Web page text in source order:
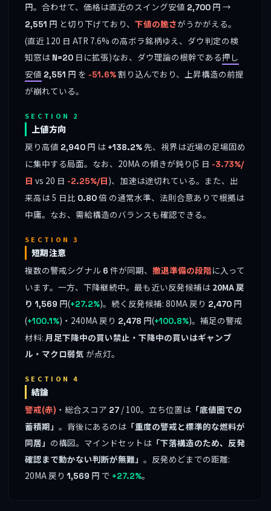
円。合わせて、価格は直近のスイング安値 2,700 円 →
2,551 円 と切り下げており、 下値の脆さがうかがえる。
(直近 120 日 ATR 7.6% の高ボラ銘柄ゆえ、ダウ判定の検
知窓は N=20 日に拡張)なお、ダウ理論の根幹である押し
安値 2,551 円 を -51.6%割り込んでおり、上昇構造の前提
が崩れている。
SECTION 2
上値方向
戻り高値 2,940 円 は +138.2%先、視界は近場の足場固め
に集中する局面。なお、20MA の傾きが鈍り(5 日 -3.73%/
日 vs 20 日 -2.25%/日)、加速は途切れている。また、出
来高は 5 日比 0.80倍 の通常水準、法則合意ありで根拠は
中庸。なお、需給構造のバランスも確認できる。
SECTION 3
短期注意
複数の警戒シグナル 6 件が同期、 撤退準備の段階に入って
います。一方、下降継続中。最も近い反発候補は 20MA 戻
り 1,569 円(+27.2%)。続く反発候補: 80MA 戻り 2,470 円
(+100.1%)・240MA 戻り 2,478 円(+100.8%)。補足の警戒
材料: 月足下降中の買い禁止・下降中の買いはギャンブ
ル・マクロ弱気 が点灯。
SECTION 4
結論
警戒(赤) ・総合スコア 27 / 100。立ち位置は 「底値圏での
蓄積期」 。背後にあるのは 「重度の警戒と標準的な燃料が
同居」 の構図。マインドセットは 「下落構造のため、反発
確認まで動かない判断が無難」 。反発めどまでの距離:
20MA 戻り1,569 円 で +27.2%。